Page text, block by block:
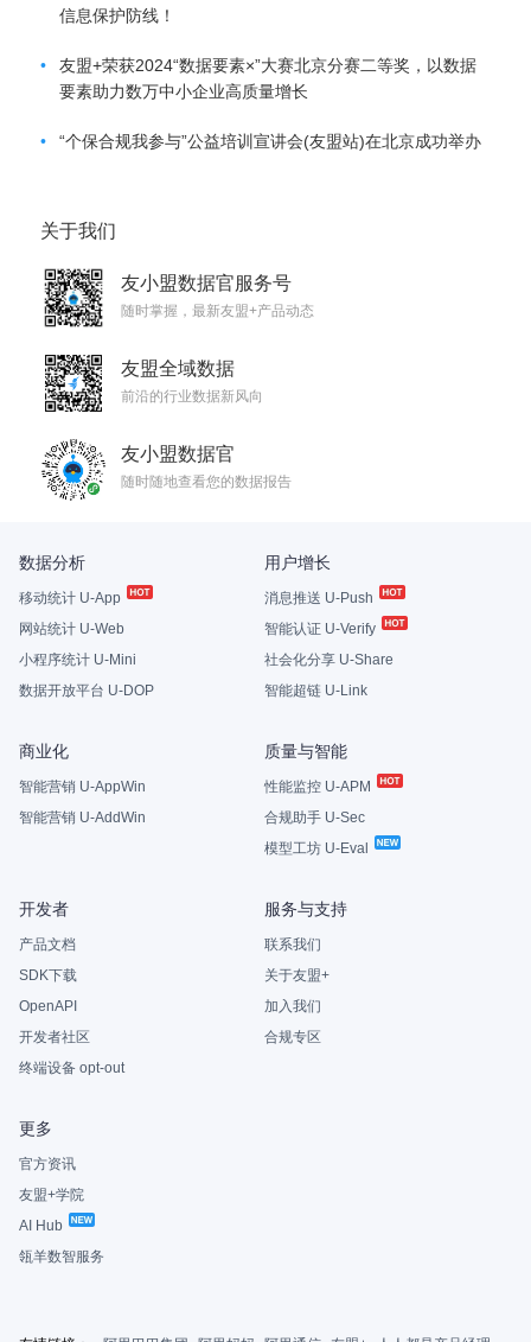
信息保护防线！
•
友盟+荣获2024“数据要素×”大赛北京分赛二等奖，以数据
要素助力数万中小企业高质量增长
• “个保合规我参与”公益培训宣讲会(友盟站)在北京成功举办
关于我们
友小盟数据官服务号
随时掌握，最新友盟+产品动态
友盟全域数据
前沿的行业数据新风向
友小盟数据官
随时随地查看您的数据报告
数据分析
移动统计 U-App
网站统计 U-Web
小程序统计 U-Mini
数据开放平台 U-DOP
用户增长
消息推送 U-Push
智能认证 U-Verify
社会化分享 U-Share
智能超链 U-Link
商业化
智能营销 U-AppWin
智能营销 U-AddWin
质量与智能
性能监控 U-APM
合规助手 U-Sec
模型工坊 U-Eval
开发者
产品文档
SDK下载
OpenAPI
开发者社区
终端设备 opt-out
服务与支持
联系我们
关于友盟+
加入我们
合规专区
更多
官方资讯
友盟+学院
AI Hub
瓴羊数智服务